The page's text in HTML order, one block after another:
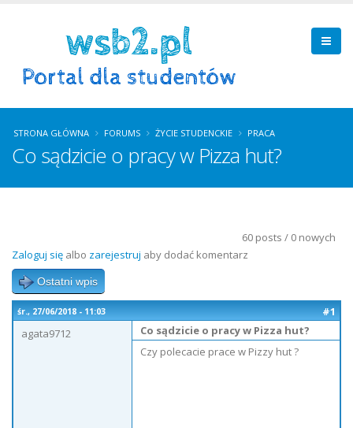
STRONA GŁÓWNA FORUMS ŻYCIE STUDENCKIE PRACA
Co sądzicie o pracy w Pizza hut?
60 posts / 0 nowych
Zaloguj się albo zarejestruj aby dodać komentarz
Ostatni wpis
śr., 27/06/2018 - 11:03
#1
agata9712
Co sądzicie o pracy w Pizza hut?
Czy polecacie prace w Pizzy hut ?